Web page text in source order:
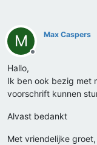
M
Offline
Max Caspers
Hallo,
Ik ben ook bezig met
voorschrift kunnen
Alvast bedankt
Met vriendelijke groet,